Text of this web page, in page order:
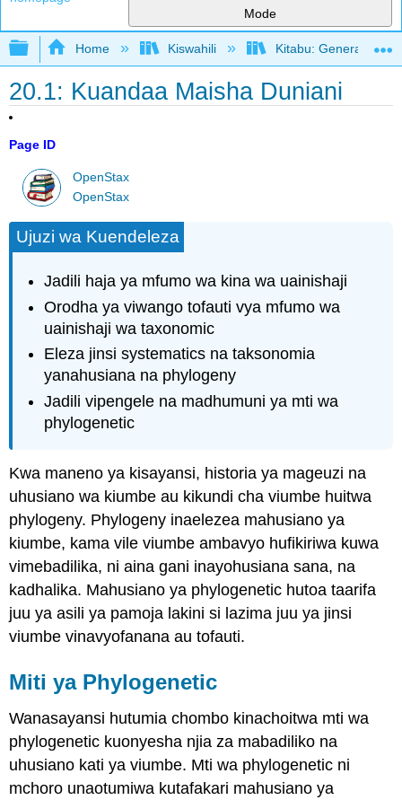
Mode
Expand/collapse global hierarchy
Home Kiswahili Kitabu: General
20.1: Kuandaa Maisha Duniani
Page ID
OpenStax
OpenStax
Ujuzi wa Kuendeleza
Jadili haja ya mfumo wa kina wa uainishaji
Orodha ya viwango tofauti vya mfumo wa
uainishaji wa taxonomic
Eleza jinsi systematics na taksonomia
yanahusiana na phylogeny
Jadili vipengele na madhumuni ya mti wa
phylogenetic
Kwa maneno ya kisayansi, historia ya mageuzi na
uhusiano wa kiumbe au kikundi cha viumbe huitwa
phylogeny. Phylogeny inaelezea mahusiano ya
kiumbe, kama vile viumbe ambavyo hufikiriwa kuwa
vimebadilika, ni aina gani inayohusiana sana, na
kadhalika. Mahusiano ya phylogenetic hutoa taarifa
juu ya asili ya pamoja lakini si lazima juu ya jinsi
viumbe vinavyofanana au tofauti.
Miti ya Phylogenetic
Wanasayansi hutumia chombo kinachoitwa mti wa
phylogenetic kuonyesha njia za mabadiliko na
uhusiano kati ya viumbe. Mti wa phylogenetic ni
mchoro unaotumiwa kutafakari mahusiano ya